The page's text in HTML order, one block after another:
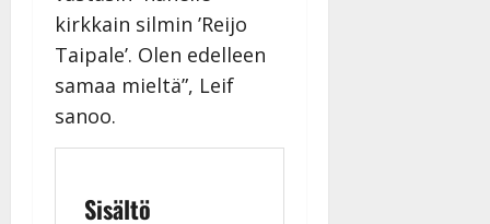
kirkkain silmin ’Reijo
Taipale’. Olen edelleen
samaa mieltä”, Leif
sanoo.
Sisältö